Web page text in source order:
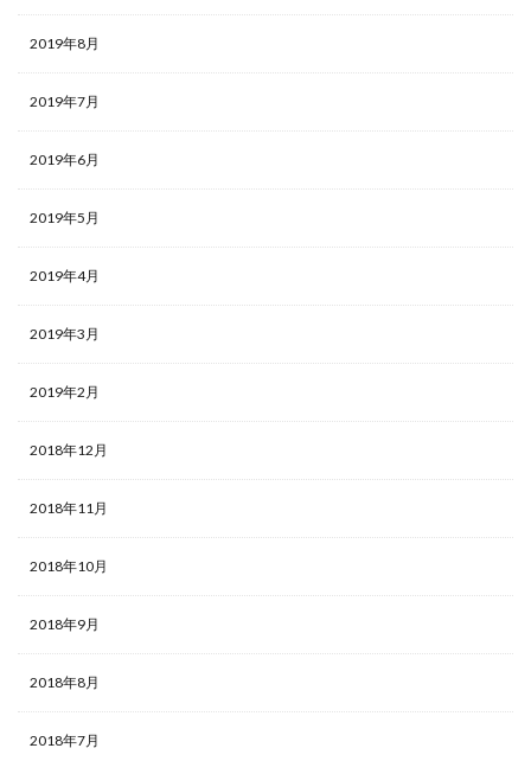
2019年8月
2019年7月
2019年6月
2019年5月
2019年4月
2019年3月
2019年2月
2018年12月
2018年11月
2018年10月
2018年9月
2018年8月
2018年7月